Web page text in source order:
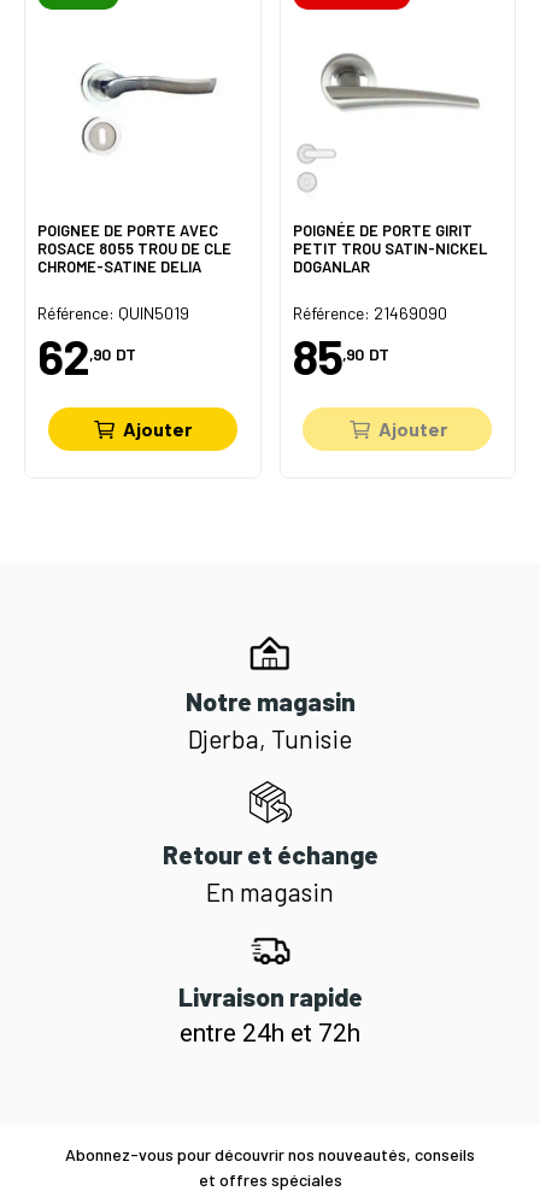
POIGNEE DE PORTE AVEC
ROSACE 8055 TROU DE CLE
CHROME-SATINE DELIA
Référence: QUIN5019
62,90 DT
Ajouter
POIGNÉE DE PORTE GIRIT
PETIT TROU SATIN-NICKEL
DOGANLAR
Référence: 21469090
85,90 DT
Ajouter
Notre magasin
Djerba, Tunisie
Retour et échange
En magasin
Livraison rapide
entre 24h et 72h
Abonnez-vous pour découvrir nos nouveautés, conseils
et offres spéciales